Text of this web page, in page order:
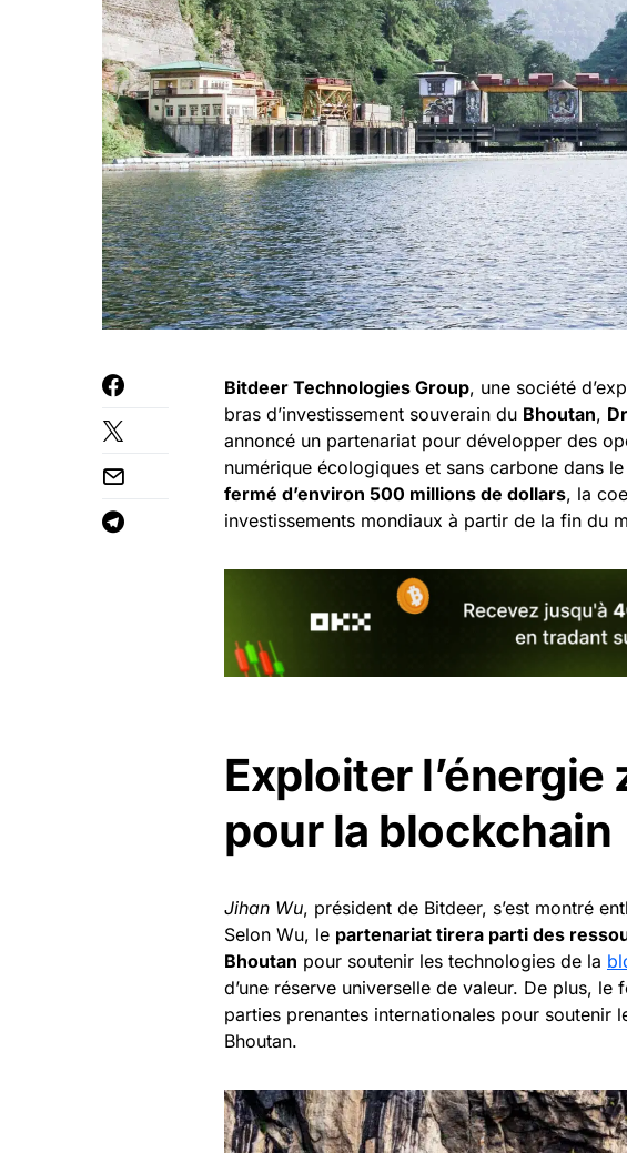
Bitdeer Technologies Group, une société
bras d’investissement souverain du Bhoutan,
annoncé un partenariat pour développer des
numérique écologiques et sans carbone dans
fermé d’environ 500 millions de dollars, la
investissements mondiaux à partir de la fin du
Exploiter l’énergie
pour la blockchain
Jihan Wu, président de Bitdeer, s’est montré
Selon Wu, le partenariat tirera parti des
Bhoutan pour soutenir les technologies de la
d’une réserve universelle de valeur. De plus,
parties prenantes internationales pour soutenir
Bhoutan.